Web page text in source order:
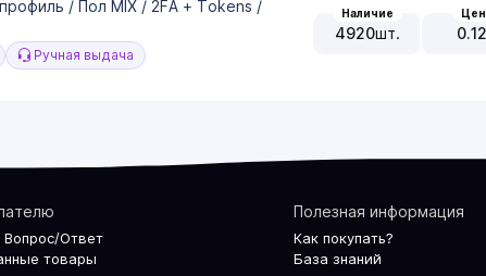
/ Пол MIX / 2FA + Tokens /
Ручная выдача
Наличие
4920шт. 0.12
Вопрос/Ответ
товары
Полезная информация
Как покупать?
База знаний